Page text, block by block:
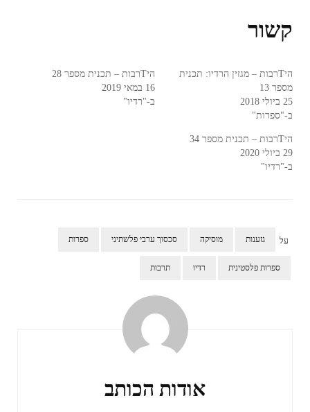
קשור
היTרבות – מגזין הרדיו: תכנית
מספר 13
25 ביולי 2018
ב-"ספרות"
היTרבות – תכנית מספר 28
16 במאי 2019
ב-"רדיו"
היTרבות – תכנית מספר 34
29 ביולי 2020
ב-"רדיו"
על גזענות מוסיקה סכסוך ערבי פלשתיני ספרות
ספרות פלסטינית רדיו תרבות
אודות הכותב